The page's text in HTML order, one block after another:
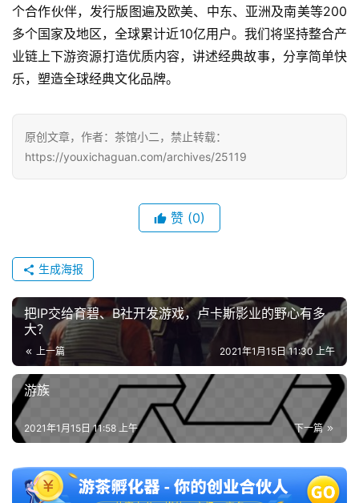
手
机
游
单
机
闲
游
戏
2
5
第
十
届
金
个合作伙伴，发行版图遍及欧美、中东、亚洲及南美等200
多个国家及地区，全球累计近10亿用户。我们将坚持整合产
业链上下游资源打造优质内容，讲述经典故事，分享简单快
乐，塑造全球经典文化品牌。
原创文章，作者：茶馆小二，禁止转载：
https://youxichaguan.com/archives/25119
赞 (0)
生成海报
把IP交给育碧、B社开发游戏，卢卡斯影业的野心有多
大？
上一篇 2021年1月15日 11:30 上午
游族
下一篇
2021年1月15日 11:58 上午